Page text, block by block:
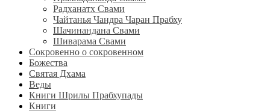
Радханатх Свами
Чайтанья Чандра Чаран Прабху
Шачинандана Свами
Шиварама Свами
Сокровенно о сокровенном
Божества
Святая Дхама
Веды
Книги Шрилы Прабхупады
Книги